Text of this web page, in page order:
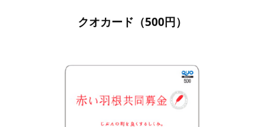
クオカード（500円）